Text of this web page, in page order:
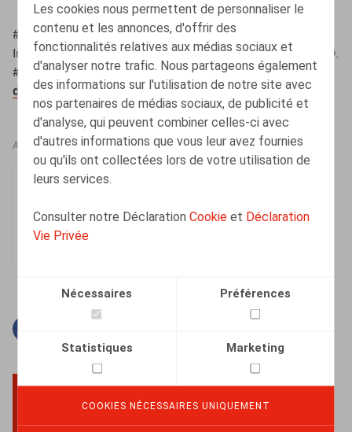
Les cookies nous permettent de personnaliser le
contenu et les annonces, d'offrir des
fonctionnalités relatives aux médias sociaux et
d'analyser notre trafic. Nous partageons également
des informations sur l'utilisation de notre site avec
nos partenaires de médias sociaux, de publicité et
d'analyse, qui peuvent combiner celles-ci avec
d'autres informations que vous leur avez fournies
ou qu'ils ont collectées lors de votre utilisation de
leurs services.
Consulter notre DéclarationCookie et Déclaration
Vie Privée
Nécessaires Préférences
Statistiques Marketing
COOKIES NÉCESSAIRES UNIQUEMENT
#ZigZagHR (augustus 2024). Duurzaam ontslag –
Individueel Ontslag [Podcast] Deelname van Wouters, O.
#ZigZagHR Live.https://zigzaghr.be/zigzaghr-live-
duurzaam-ontslag-individueel-ontslag/
AUTEURS